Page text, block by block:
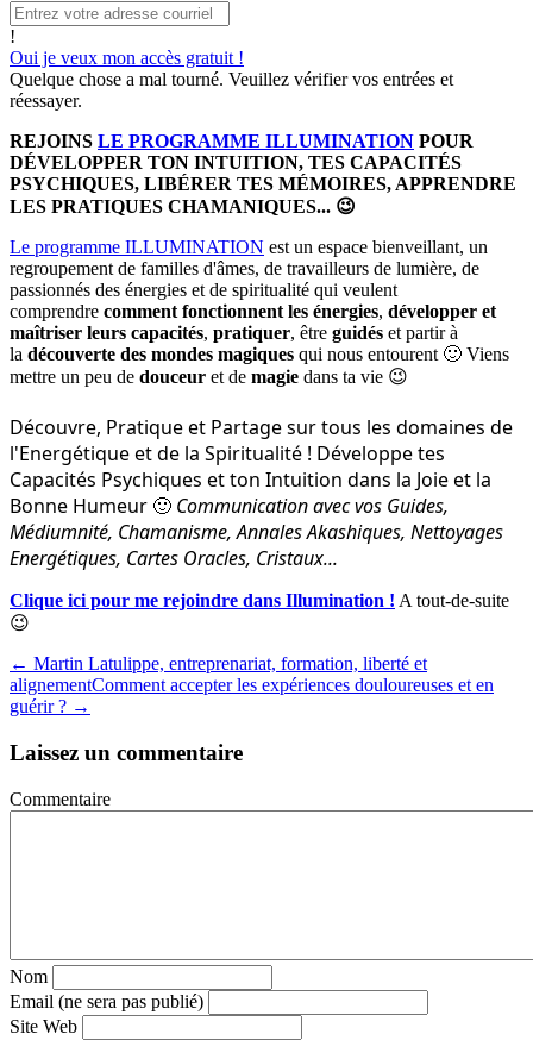
!
Oui je veux mon accès gratuit !
Quelque chose a mal tourné. Veuillez vérifier vos entrées et
réessayer.
REJOINS LE PROGRAMME ILLUMINATION POUR
DÉVELOPPER TON INTUITION, TES CAPACITÉS
PSYCHIQUES, LIBÉRER TES MÉMOIRES, APPRENDRE
LES PRATIQUES CHAMANIQUES... 😉
Le programme ILLUMINATION est un espace bienveillant, un
regroupement de familles d'âmes, de travailleurs de lumière, de
passionnés des énergies et de spiritualité qui veulent
comprendre comment fonctionnent les énergies, développer et
maîtriser leurs capacités, pratiquer, être guidés et partir à
la découverte des mondes magiques qui nous entourent 🙂 Viens
mettre un peu de douceur et de magie dans ta vie 😉
Découvre, Pratique et Partage sur tous les domaines de
l'Energétique et de la Spiritualité ! Développe tes
Capacités Psychiques et ton Intuition dans la Joie et la
Bonne Humeur 🙂 Communication avec vos Guides,
Médiumnité, Chamanisme, Annales Akashiques, Nettoyages
Energétiques, Cartes Oracles, Cristaux...
Clique ici pour me rejoindre dans Illumination ! A tout-de-suite
😉
← Martin Latulippe, entreprenariat, formation, liberté et
alignementComment accepter les expériences douloureuses et en
guérir ? →
Laissez un commentaire
Commentaire
Nom
Email (ne sera pas publié)
Site Web